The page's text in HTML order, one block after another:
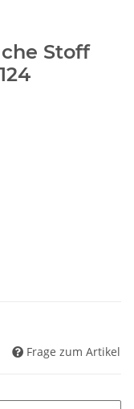
Stoff
Frage zum Artikel